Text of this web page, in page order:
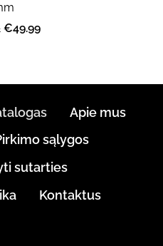
€49.99
Apie mus
sąlygos
sutarties
Kontaktus